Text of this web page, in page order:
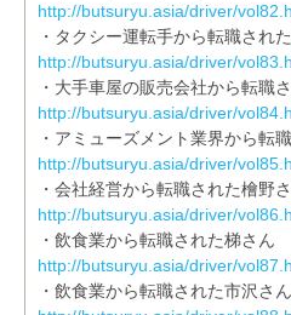
http://butsuryu.asia/driver/
・タクシー運転手から転職され
http://butsuryu.asia/driver/
・大手車屋の販売会社から転職
http://butsuryu.asia/driver/
・アミューズメント業界から転
http://butsuryu.asia/driver/
・会社経営から転職された檜野
http://butsuryu.asia/driver/
・飲食業から転職された梯さん
http://butsuryu.asia/driver/
・飲食業から転職された市沢さん